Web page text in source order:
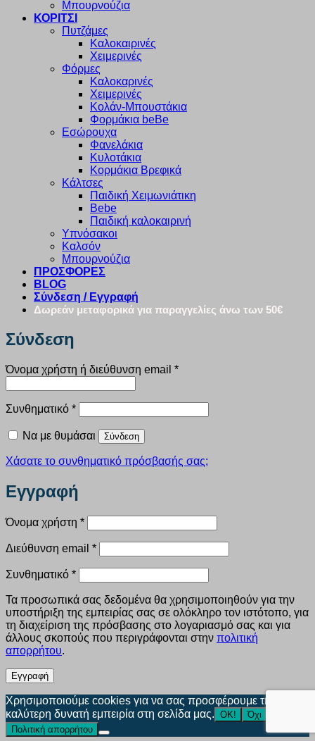
Μπουρνούζια
ΚΟΡΙΤΣΙ
Πυτζάμες
Καλοκαιρινές
Χειμερινές
Φόρμες
Καλοκαρινές
Χειμερινές
Κολάν-Μπουστάκια
Φορμάκια beBe
Εσώρουχα
Φανελάκια
Κυλοτάκια
Κορμάκια Βρεφικά
Κάλτσες
Παιδική Χειμωνιάτικη
Bebe
Παιδική καλοκαιρινή
Υπνόσακοι
Καλσόν
Μπουρνούζια
ΠΡΟΣΦΟΡΕΣ
BLOG
Σύνδεση / Εγγραφή
Δωρεάν μεταφορικά για παραγγελίες άνω των 50€
Σύνδεση
Όνομα χρήστη ή διεύθυνση email *Απαιτείται
Συνθηματικό *Απαιτείται
Να με θυμάσαι Σύνδεση
Χάσατε το συνθηματικό πρόσβασής σας;
Εγγραφή
Όνομα χρήστη *Απαιτείται
Διεύθυνση email *Απαιτείται
Συνθηματικό *Απαιτείται
Τα προσωπικά σας δεδομένα θα χρησιμοποιηθούν για την
υποστήριξη της εμπειρίας σας σε ολόκληρο τον ιστότοπο, για
τη διαχείριση της πρόσβασης στο λογαριασμό σας και για
άλλους σκοπούς που περιγράφονται στην πολιτική
απορρήτου.
Εγγραφή
Χρησιμοποιούμε cookies για να σας προσφέρουμε την
καλύτερη δυνατή εμπειρία στη σελίδα μας. ΟΚ!
Όχι
Πολιτική απορρήτου